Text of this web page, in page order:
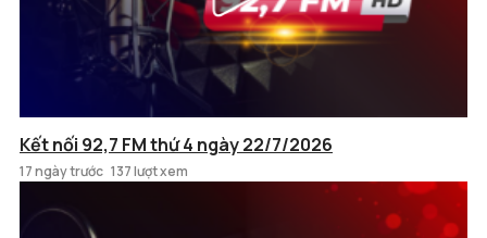
Kết nối 92,7 FM thứ 4 ngày 22/7/2026
17 ngày trước 137 lượt xem